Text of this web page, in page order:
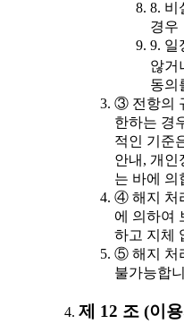
8. 비
경우
9. 일
않거
동의
③ 전항의
한하는 경
적인 기준
안내, 개인
는 바에 의
④ 해지 처
에 의하여
하고 지체
⑤ 해지 처
불가능합
제 12 조 (이